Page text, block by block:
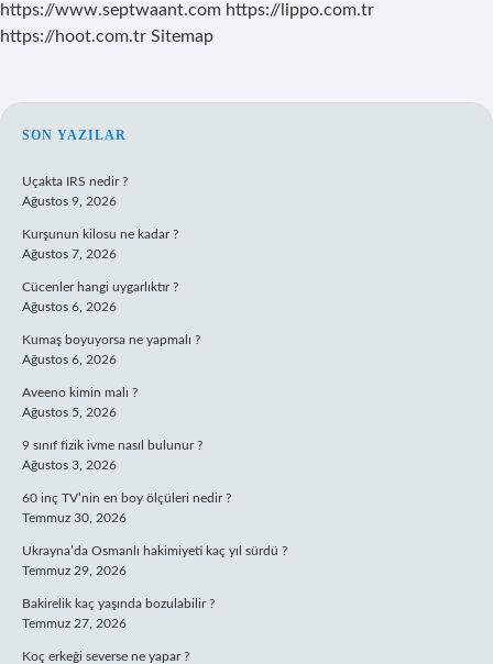
https://www.septwaant.com https://lippo.com.tr
https://hoot.com.tr Sitemap
SIDEBAR
SON YAZILAR
Uçakta IRS nedir ?
Ağustos 9, 2026
Kurşunun kilosu ne kadar ?
Ağustos 7, 2026
Cücenler hangi uygarlıktır ?
Ağustos 6, 2026
Kumaş boyuyorsa ne yapmalı ?
Ağustos 6, 2026
Aveeno kimin malı ?
Ağustos 5, 2026
9 sınıf fizik ivme nasıl bulunur ?
Ağustos 3, 2026
60 inç TV’nin en boy ölçüleri nedir ?
Temmuz 30, 2026
Ukrayna’da Osmanlı hakimiyeti kaç yıl sürdü ?
Temmuz 29, 2026
Bakirelik kaç yaşında bozulabilir ?
Temmuz 27, 2026
Koç erkeği severse ne yapar ?